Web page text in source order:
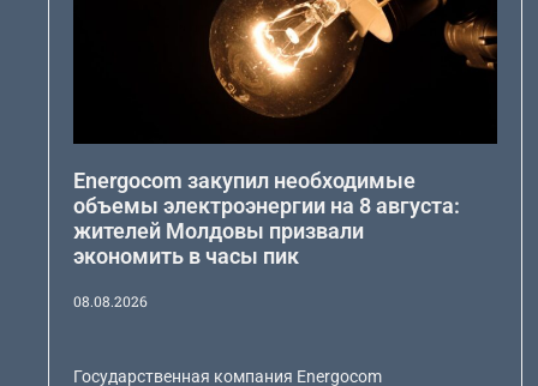
Energocom закупил необходимые
объемы электроэнергии на 8 августа:
жителей Молдовы призвали
экономить в часы пик
08.08.2026
Государственная компания Energocom